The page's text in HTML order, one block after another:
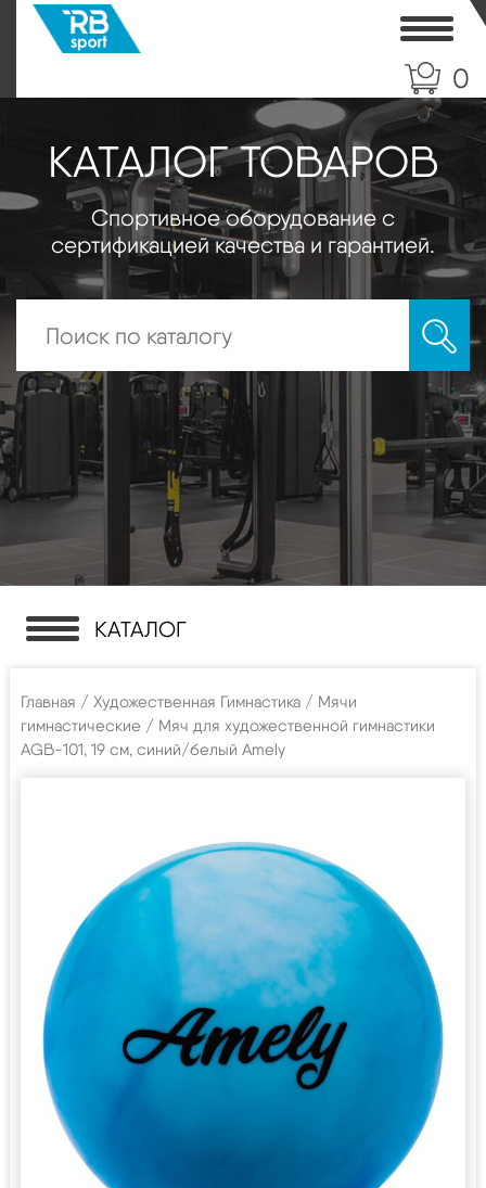
0
КАТАЛОГ ТОВАРОВ
Спортивное оборудование с
сертификацией качества и гарантией.
КАТАЛОГ
Главная / Художественная Гимнастика / Мячи
гимнастические / Мяч для художественной гимнастики
AGB-101, 19 см, синий/белый Amely